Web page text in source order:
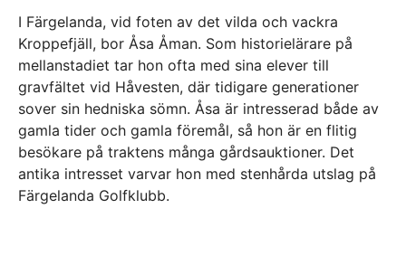
I Färgelanda, vid foten av det vilda och vackra
Kroppefjäll, bor Åsa Åman. Som historielärare på
mellanstadiet tar hon ofta med sina elever till
gravfältet vid Håvesten, där tidigare generationer
sover sin hedniska sömn. Åsa är intresserad både av
gamla tider och gamla föremål, så hon är en flitig
besökare på traktens många gårdsauktioner. Det
antika intresset varvar hon med stenhårda utslag på
Färgelanda Golfklubb.